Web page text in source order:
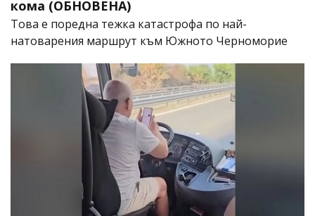
кома (ОБНОВЕНА)
Това е поредна тежка катастрофа по най-
натоварения маршрут към Южното Черноморие